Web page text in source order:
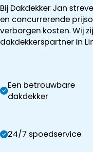
Bij Dakdekker Jan
en concurrerende
verborgen kosten. Wij
dakdekkerspartner in
Een betrouwbare
dakdekker
24/7 spoedservice